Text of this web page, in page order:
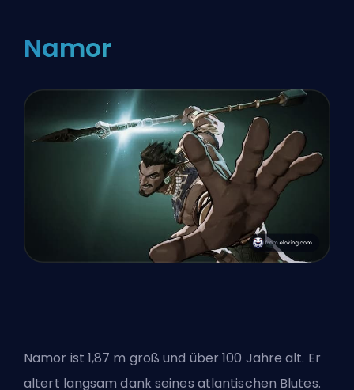
Namor
Namor ist 1,87 m groß und über 100 Jahre alt. Er
altert langsam dank seines atlantischen Blutes.